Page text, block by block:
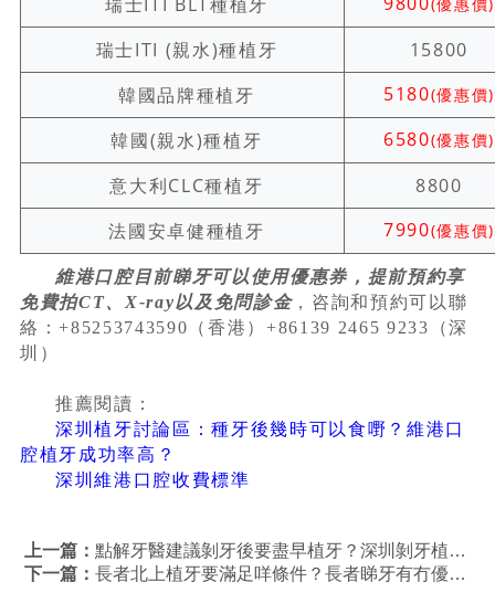
瑞士ITI BLT種植牙 (優惠價)
瑞士ITI (親水)種植牙
15800
韓國品牌種植牙
5180(優惠價)
韓國(親水)種植牙 6580(優惠價)
意大利CLC種植牙
8800
法國安卓健種植牙
7990(優惠價)
維港口腔目前睇牙可以使用優惠券，提前預約享
免費拍CT、X-ray以及免問診金，咨詢和預約可以聯
絡：+85253743590（香港）+86139 2465 9233（深
圳）
推薦閱讀：
深圳植牙討論區：種牙後幾時可以食嘢？維港口
腔植牙成功率高？
深圳維港口腔收費標準
上一篇：點解牙醫建議剝牙後要盡早植牙？深圳剝牙植牙推薦
下一篇：長者北上植牙要滿足咩條件？長者睇牙有冇優惠？